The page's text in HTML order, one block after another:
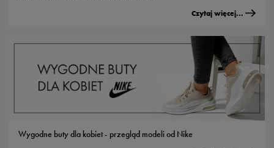
Czytaj więcej...
Wygodne buty dla kobiet - przegląd modeli od Nike